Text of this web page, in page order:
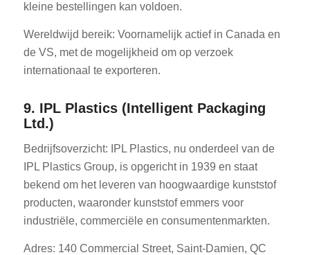
kleine bestellingen kan voldoen.
Wereldwijd bereik: Voornamelijk actief in Canada en
de VS, met de mogelijkheid om op verzoek
internationaal te exporteren.
9. IPL Plastics (Intelligent Packaging
Ltd.)
Bedrijfsoverzicht: IPL Plastics, nu onderdeel van de
IPL Plastics Group, is opgericht in 1939 en staat
bekend om het leveren van hoogwaardige kunststof
producten, waaronder kunststof emmers voor
industriële, commerciële en consumentenmarkten.
Adres: 140 Commercial Street, Saint-Damien, QC